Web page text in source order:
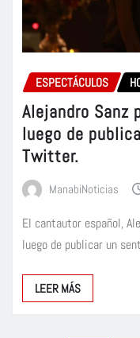
ESPECTÁCULOS
Alejandro Sanz
luego de
Twitter.
ManabiNoticias
El cantautor español,
luego de publicar un
LEER MÁS